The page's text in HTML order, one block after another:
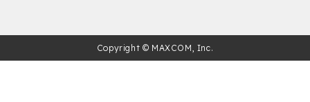
Copyright © MAXCOM, Inc.